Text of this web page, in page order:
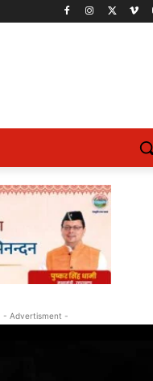
- Advertisment -